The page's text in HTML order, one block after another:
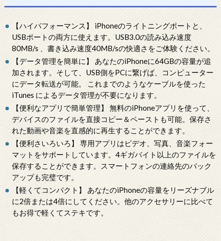
【ハイパフォーマンス】 iPhoneのライトニングポートと、
USBポートの両方に使えます。USB3.0の読み込み速度
80MB/s 、書き込み速度40MB/sの快適さをご体験ください。
【データ管理を簡単に】 あなたのiPhoneに64GBの容量が追
加されます。そして、USB側をPCに繋げば、コンピューター
にデータ転送が可能。 これまでのようなケーブルを使った
iTunes によるデータ管理が不要になります。
【便利なアプリで簡単管理】 無料のiPhoneアプリを使って、
デバイスのファイルを直接コピー＆ペーストも可能。保存さ
れた動画や音楽を直感的に再生することができます。
【便利さいろいろ】 専用アプリはビデオ、写真、音楽フォー
マットをサポートしています。4ギガバイト以上のファイルを
保存することができます。スマートフォンの連絡先のバック
アップも完璧です。
【軽くてコンパクト】 あなたのiPhoneの容量をリーズナブル
に2倍または4倍にしてください。他のアクセサリーに比べて
もお得で軽くてステキです。